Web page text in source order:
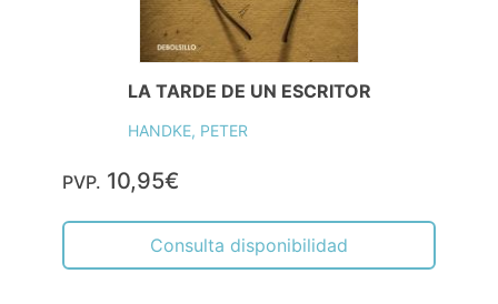
LA TARDE DE UN ESCRITOR
HANDKE, PETER
PVP. 10,95€
Consulta disponibilidad